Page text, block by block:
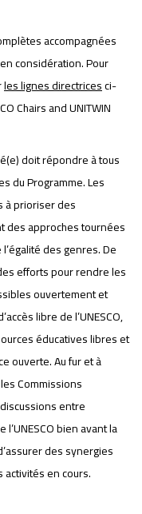
accompagnées
considération. Pour
les lignes directricesci-
Chairs and UNITWIN
doit répondre à tous
du Programme. Les
à prioriser des
des approches tournées
des genres. De
efforts pour rendre les
ouvertement et
libre de l’UNESCO,
éducatives libres et
ouverte. Au fur et à
Commissions
entre
bien avant la
des synergies
activités en cours.